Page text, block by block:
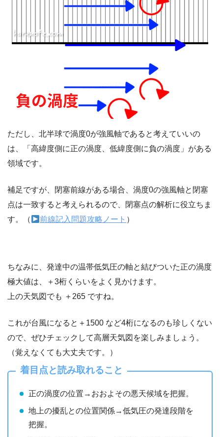
ただし、北半球で渦度0が強風軸であると考えていいの
は、「高緯度側に正の渦度、低緯度側に負の渦度」がある
領域です。
補足ですが、閉塞前線がある場合、渦度0の強風軸と閉塞
点は一致すると考えられるので、閉塞点の解析に役立ちま
す。（
前線記入問題攻略ノート ）
ちなみに、発達中の温帯低気圧の軸と結びついた正の渦度
極大値は、＋3桁くらいをよく見かけます。
上の天気図でも ＋265 ですね。
これが台風になると＋1500 など4桁になるのも珍しくない
ので、ぜひチェックして高層天気図を楽しみましょう。
（覚えなくても大丈夫です。）
着目点と読み取れること
正の渦度の位置→おおよその悪天候域を把握。
地上の擾乱との位置関係→低気圧の発達段階を
把握。